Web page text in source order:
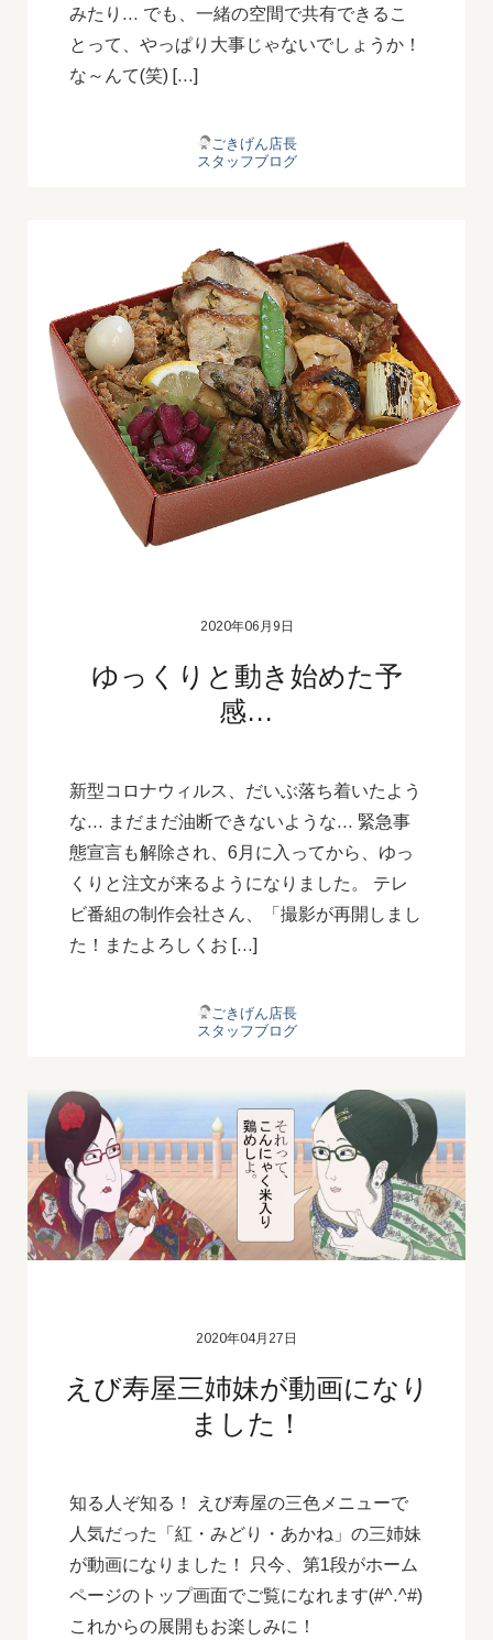
みたり… でも、一緒の空間で共有できるこ
とって、やっぱり大事じゃないでしょうか！
な～んて(笑) […]
ごきげん店長
スタッフブログ
2020年06月9日
ゆっくりと動き始めた予
感…
新型コロナウィルス、だいぶ落ち着いたよう
な… まだまだ油断できないような… 緊急事
態宣言も解除され、6月に入ってから、ゆっ
くりと注文が来るようになりました。 テレ
ビ番組の制作会社さん、「撮影が再開しまし
た！またよろしくお […]
ごきげん店長
スタッフブログ
2020年04月27日
えび寿屋三姉妹が動画になり
ました！
知る人ぞ知る！ えび寿屋の三色メニューで
人気だった「紅・みどり・あかね」の三姉妹
が動画になりました！ 只今、第1段がホーム
ページのトップ画面でご覧になれます(#^.^#)
これからの展開もお楽しみに！